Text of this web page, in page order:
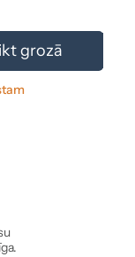
grozā